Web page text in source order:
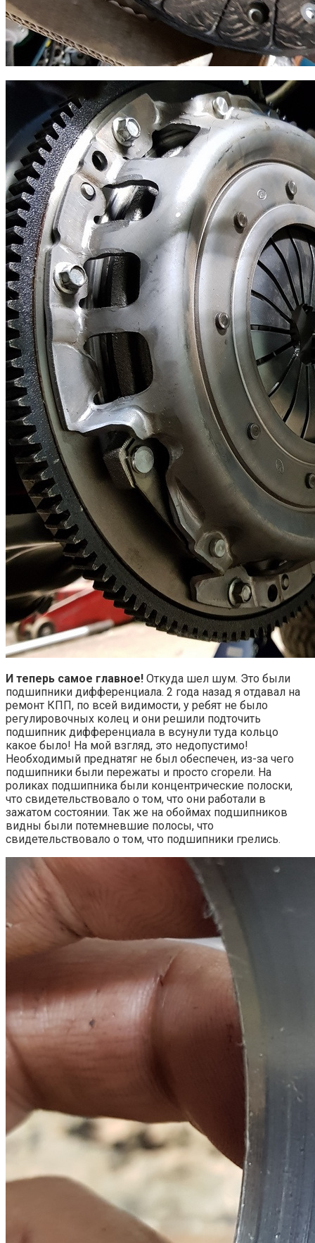
И теперь самое главное! Откуда шел шум. Это были
подшипники дифференциала. 2 года назад я отдавал на
ремонт КПП, по всей видимости, у ребят не было
регулировочных колец и они решили подточить
подшипник дифференциала в всунули туда кольцо
какое было! На мой взгляд, это недопустимо!
Необходимый преднатяг не был обеспечен, из-за чего
подшипники были пережаты и просто сгорели. На
роликах подшипника были концентрические полоски,
что свидетельствовало о том, что они работали в
зажатом состоянии. Так же на обоймах подшипников
видны были потемневшие полосы, что
свидетельствовало о том, что подшипники грелись.